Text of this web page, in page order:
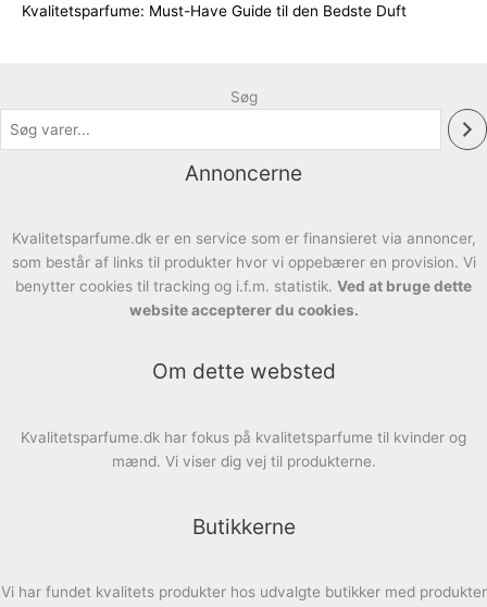
Kvalitetsparfume: Must-Have Guide til den Bedste Duft
Søg
Annoncerne
Kvalitetsparfume.dk er en service som er finansieret via annoncer,
som består af links til produkter hvor vi oppebærer en provision. Vi
benytter cookies til tracking og i.f.m. statistik. Ved at bruge dette
website accepterer du cookies.
Om dette websted
Kvalitetsparfume.dk har fokus på kvalitetsparfume til kvinder og
mænd. Vi viser dig vej til produkterne.
Butikkerne
Vi har fundet kvalitets produkter hos udvalgte butikker med produkter